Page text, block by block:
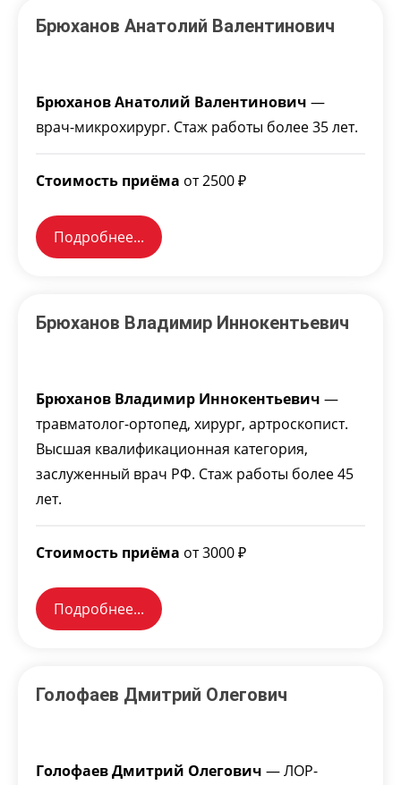
Брюханов Анатолий Валентинович
Брюханов Анатолий Валентинович —
врач-микрохирург. Стаж работы более 35 лет.
Стоимость приёма от 2500 ₽
Подробнее...
Брюханов Владимир Иннокентьевич
Брюханов Владимир Иннокентьевич —
травматолог-ортопед, хирург, артроскопист.
Высшая квалификационная категория,
заслуженный врач РФ. Стаж работы более 45
лет.
Стоимость приёма от 3000 ₽
Подробнее...
Голофаев Дмитрий Олегович
Голофаев Дмитрий Олегович — ЛОР-